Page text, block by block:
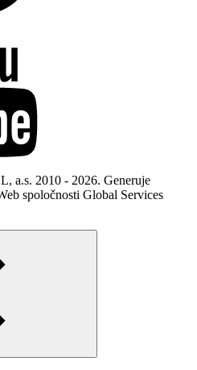
a.s. 2010 - 2026. Generuje
spoločnosti Global Services